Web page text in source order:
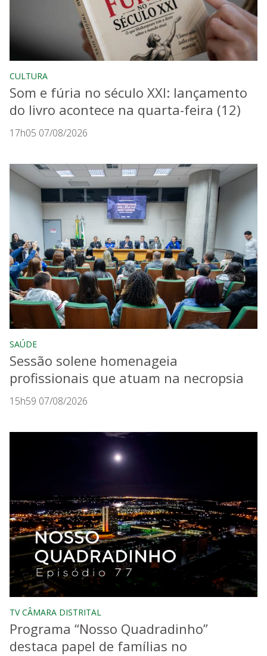
CULTURA
Som e fúria no século XXI: lançamento
do livro acontece na quarta-feira (12)
17h05 07/08/2026
SAÚDE
Sessão solene homenageia
profissionais que atuam na necropsia
15h59 07/08/2026
TV CÂMARA DISTRITAL
Programa “Nosso Quadradinho”
destaca papel de famílias no